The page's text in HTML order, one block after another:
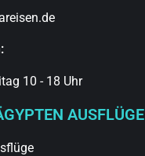
10 - 18 Uhr
AUSFLÜGE